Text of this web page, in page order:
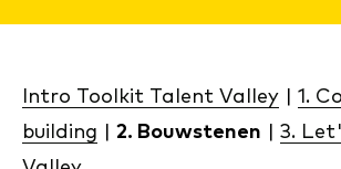
Intro Toolkit Talent Valley
1.
building
2. Bouwstenen
3.